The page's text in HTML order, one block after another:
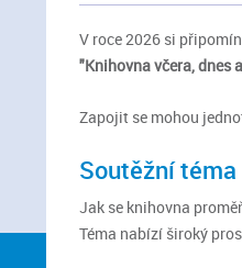
V roce 2026 si
"Knihovna včera, dnes
Zapojit se mohou
Soutěžní téma
Jak se knihovna
Téma nabízí široký